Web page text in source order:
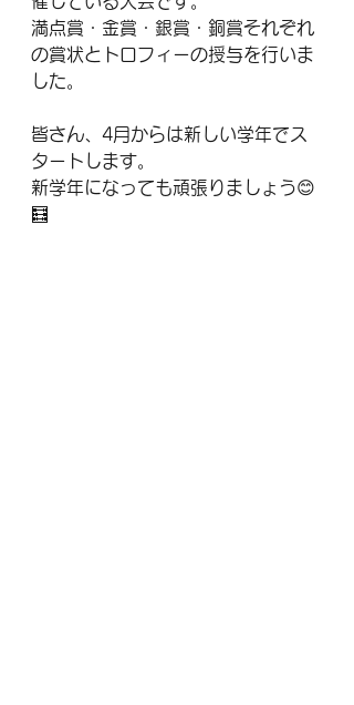
満点賞・金賞・銀賞・銅賞それぞれ
の賞状とトロフィーの授与を行いま
した。
皆さん、4月からは新しい学年でス
タートします。
新学年になっても頑張りましょう😊
🧮